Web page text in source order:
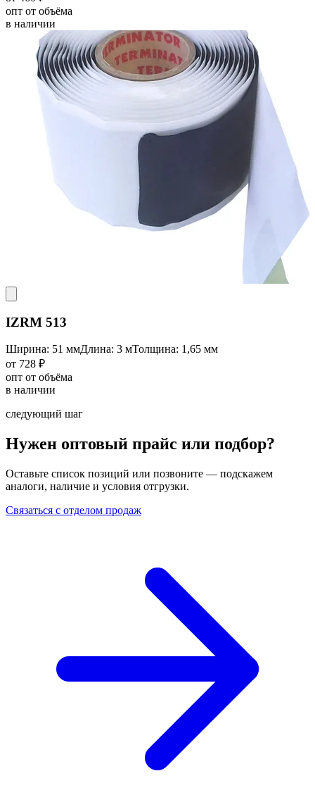
опт от объёма
в наличии
IZRM 513
Ширина: 51 ммДлина: 3 мТолщина: 1,65 мм
от 728 ₽
опт от объёма
в наличии
следующий шаг
Нужен оптовый прайс или подбор?
Оставьте список позиций или позвоните — подскажем
аналоги, наличие и условия отгрузки.
Связаться с отделом продаж